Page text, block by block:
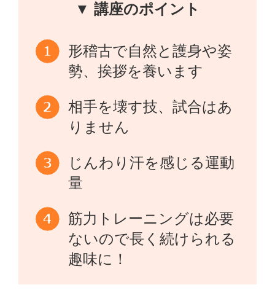
▼ 講座のポイント
形稽古で自然と護身や姿
勢、挨拶を養います
相手を壊す技、試合はあ
りません
じんわり汗を感じる運動
量
筋力トレーニングは必要
ないので長く続けられる
趣味に！